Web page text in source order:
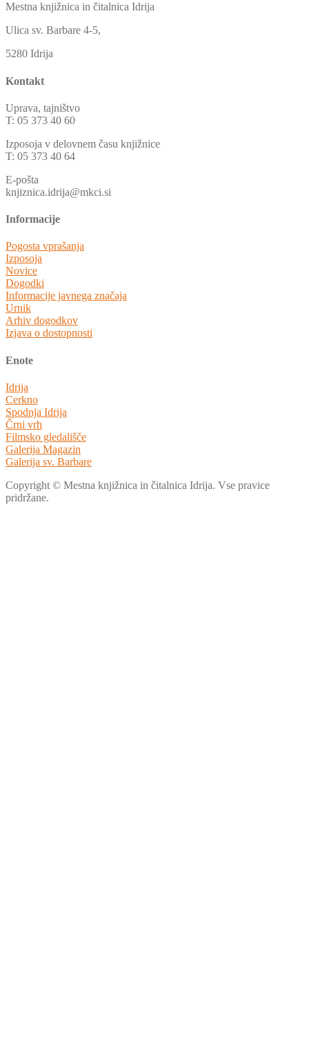
Mestna knjižnica in čitalnica Idrija
Ulica sv. Barbare 4-5,
5280 Idrija
Kontakt
Uprava, tajništvo
T: 05 373 40 60
Izposoja v delovnem času knjižnice
T: 05 373 40 64
E-pošta
knjiznica.idrija@mkci.si
Informacije
Pogosta vprašanja
Izposoja
Novice
Dogodki
Informacije javnega značaja
Urnik
Arhiv dogodkov
Izjava o dostopnosti
Enote
Idrija
Cerkno
Spodnja Idrija
Črni vrh
Filmsko gledališče
Galerija Magazin
Galerija sv. Barbare
Copyright © Mestna knjižnica in čitalnica Idrija. Vse pravice
pridržane.